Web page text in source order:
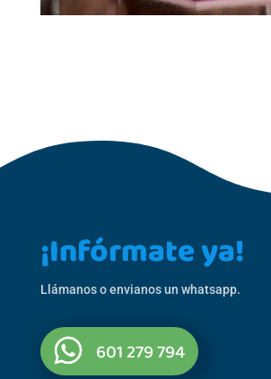
¡Infórmate ya!
Llámanos o envianos un whatsapp.
601 279 794